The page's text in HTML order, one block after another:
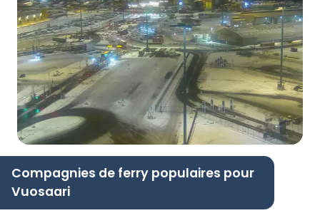
Compagnies de ferry populaires pour
Vuosaari